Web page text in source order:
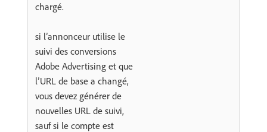
chargé.
si l’annonceur utilise le
suivi des conversions
Adobe Advertising et que
l’URL de base a changé,
vous devez générer de
nouvelles URL de suivi,
sauf si le compte est